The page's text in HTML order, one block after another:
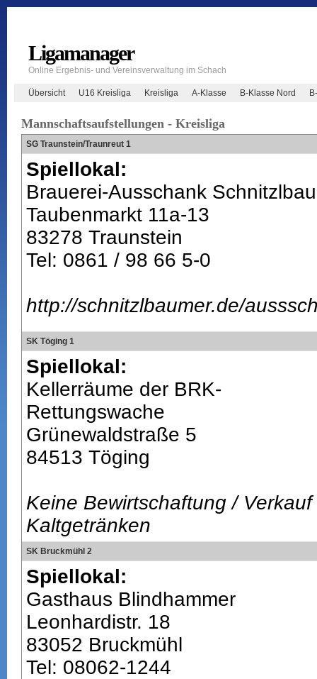
Ligamanager
Online Ergebnis- und Vereinsverwaltung im Schach
Übersicht U16 Kreisliga Kreisliga A-Klasse B-Klasse Nord
Mannschaftsaufstellungen - Kreisliga
SG Traunstein/Traunreut 1
Spiellokal:
Brauerei-Ausschank
Taubenmarkt 11a-13
83278 Traunstein
Tel: 0861 / 98 66 5-0
http://schnitzlbaumer.de/
SK Töging 1
Spiellokal:
Kellerräume der BRK-
Rettungswache
Grünewaldstraße 5
84513 Töging
Keine Bewirtschaftung / Verkauf
Kaltgetränken
SK Bruckmühl 2
Spiellokal:
Gasthaus Blindhammer
Leonhardistr. 18
83052 Bruckmühl
Tel: 08062-1244